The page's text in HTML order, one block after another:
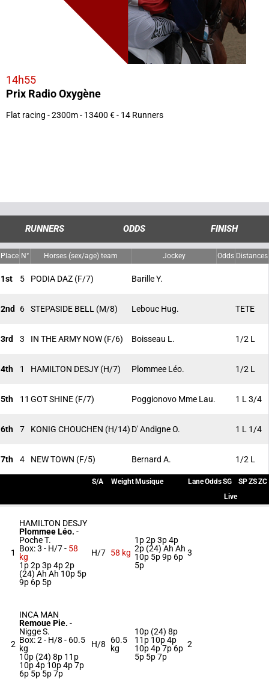
14h55
Prix Radio Oxygène
Flat racing - 2300m - 13400 € - 14 Runners
RUNNERS ODDS FINISH
Place N° Horses (sex/age) team Jockey Odds Distances
1st 5 PODIA DAZ (F/7) Barille Y.
2nd 6 STEPASIDE BELL (M/8) Lebouc Hug. TETE
3rd 3 IN THE ARMY NOW (F/6) Boisseau L. 1/2 L
4th 1 HAMILTON DESJY (H/7) Plommee Léo. 1/2 L
5th 11 GOT SHINE (F/7) Poggionovo Mme Lau. 1 L 3/4
6th 7 KONIG CHOUCHEN (H/14) D' Andigne O. 1 L 1/4
7th 4 NEW TOWN (F/5) Bernard A. 1/2 L
S/A Weight Musique LaneOddsSG SPZSZC
Live
1
HAMILTON DESJY
Plommee Léo. -
Poche T.
Box: 3 - H/7 - 58
kg
1p 2p 3p 4p 2p
(24) Ah Ah 10p 5p
9p 6p 5p
H/7 58 kg
1p 2p 3p 4p
2p (24) Ah Ah
10p 5p 9p 6p
5p
3
2
INCA MAN
Remoue Pie. -
Nigge S.
Box: 2 - H/8 - 60.5
kg
10p (24) 8p 11p
10p 4p 10p 4p 7p
6p 5p 5p 7p
H/8
60.5
kg
10p (24) 8p
11p 10p 4p
10p 4p 7p 6p
5p 5p 7p
2